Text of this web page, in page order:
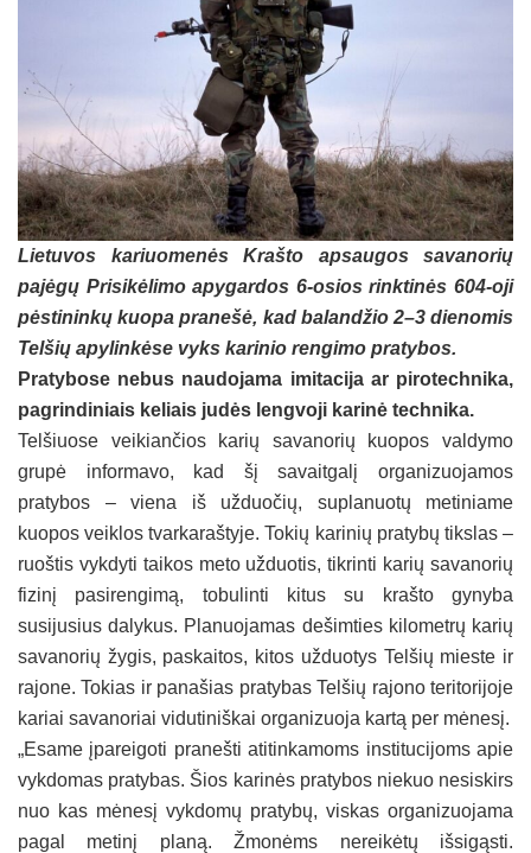
Lietuvos kariuomenės Krašto apsaugos savanorių
pajėgų Prisikėlimo apygardos 6-osios rinktinės 604-oji
pėstininkų kuopa pranešė, kad balandžio 2–3 dienomis
Telšių apylinkėse vyks karinio rengimo pratybos.
Pratybose nebus naudojama imitacija ar pirotechnika,
pagrindiniais keliais judės lengvoji karinė technika.
Telšiuose veikiančios karių savanorių kuopos valdymo
grupė informavo, kad šį savaitgalį organizuojamos
pratybos – viena iš užduočių, suplanuotų metiniame
kuopos veiklos tvarkaraštyje. Tokių karinių pratybų tikslas –
ruoštis vykdyti taikos meto užduotis, tikrinti karių savanorių
fizinį pasirengimą, tobulinti kitus su krašto gynyba
susijusius dalykus. Planuojamas dešimties kilometrų karių
savanorių žygis, paskaitos, kitos užduotys Telšių mieste ir
rajone. Tokias ir panašias pratybas Telšių rajono teritorijoje
kariai savanoriai vidutiniškai organizuoja kartą per mėnesį.
„Esame įpareigoti pranešti atitinkamoms institucijoms apie
vykdomas pratybas. Šios karinės pratybos niekuo nesiskirs
nuo kas mėnesį vykdomų pratybų, viskas organizuojama
pagal metinį planą. Žmonėms nereikėtų išsigąsti.